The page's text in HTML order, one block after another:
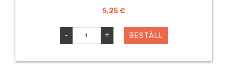
5,25 €
- + BESTÄLL